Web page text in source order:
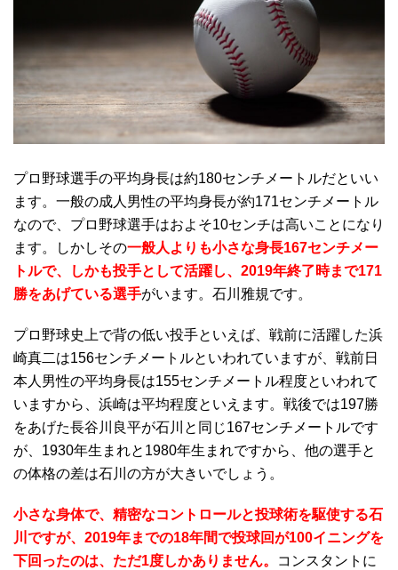
プロ野球選手の平均身長は約180センチメートルだといい
ます。一般の成人男性の平均身長が約171センチメートル
なので、プロ野球選手はおよそ10センチは高いことになり
ます。しかしその一般人よりも小さな身長167センチメー
トルで、しかも投手として活躍し、2019年終了時まで171
勝をあげている選手がいます。石川雅規です。
プロ野球史上で背の低い投手といえば、戦前に活躍した浜
崎真二は156センチメートルといわれていますが、戦前日
本人男性の平均身長は155センチメートル程度といわれて
いますから、浜崎は平均程度といえます。戦後では197勝
をあげた長谷川良平が石川と同じ167センチメートルです
が、1930年生まれと1980年生まれですから、他の選手と
の体格の差は石川の方が大きいでしょう。
小さな身体で、精密なコントロールと投球術を駆使する石
川ですが、2019年までの18年間で投球回が100イニングを
下回ったのは、ただ1度しかありません。
コンスタントに